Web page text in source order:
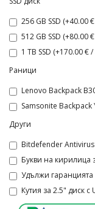
256 GB SSD (+40.00
512 GB SSD (+80.00
1 TB SSD (+170.00 €
Раници
Lenovo Backpack
Samsonite Backpack
Други
Bitdefender Antivirus
Букви на кирилица
Удължи гаранцията
Кутия за 2.5" диск с